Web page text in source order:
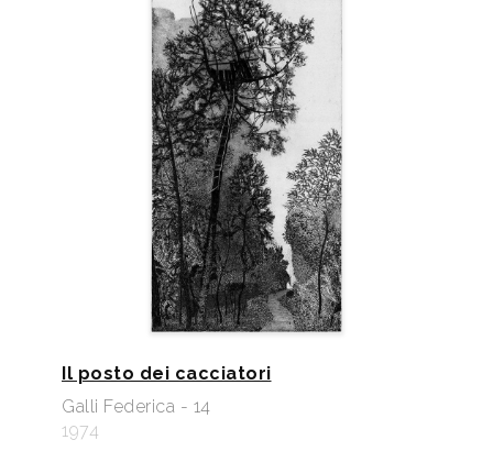
Il posto dei cacciatori
Galli Federica - 14
1974